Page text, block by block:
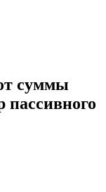
суммы
пассивного